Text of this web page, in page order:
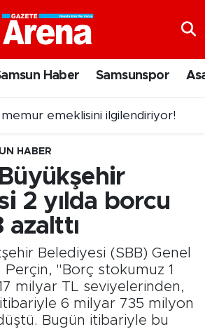
Haber Samsunspor
memur emeklisini ilgilendiriyor!
HABER
2 yılda borcu
azalttı
Belediyesi (SBB) Genel
Perçin, "Borç stokumuz 1
milyar TL seviyelerinden,
itibariyle 6 milyar 735 milyon
Bugün itibariyle bu
Vakitleri
Durumu ve Fikstür